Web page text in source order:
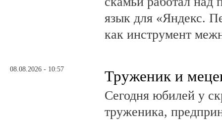
язык для «Яндекс.
как инструмент
08.08.2026 - 10:57 Труженик и
Сегодня юбилей у
труженика,